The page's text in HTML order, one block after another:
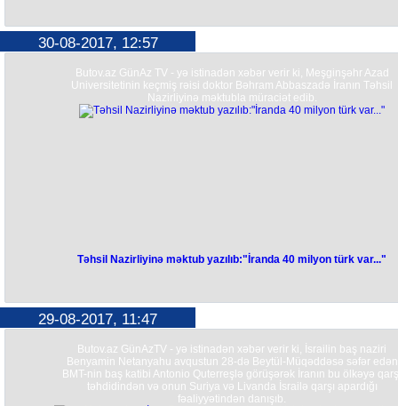
30-08-2017, 12:57
Butov.az GünAz TV - yə istinadən xəbər verir ki, Meşginşəhr Azad
Universitetinin keçmiş rəisi doktor Bəhram Abbaszadə İranın Təhsil
Nazirliyinə məktubla müraciət edib.
Təhsil Nazirliyinə məktub yazılıb:"İranda 40 milyon türk var..."
29-08-2017, 11:47
Butov.az GünAzTV - yə istinadən xəbər verir ki, İsrailin baş naziri
Benyamin Netanyahu avqustun 28-də Beytül-Müqəddəsə səfər edən
BMT-nin baş katibi Antonio Quterreşlə görüşərək İranın bu ölkəyə
təhdidindən və onun Suriya və Livanda İsrailə qarşı apardığı
fəaliyyətindən danışıb.